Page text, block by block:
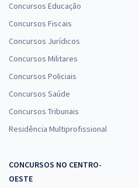
Concursos Educação
Concursos Fiscais
Concursos Jurídicos
Concursos Militares
Concursos Policiais
Concursos Saúde
Concursos Tribunais
Residência Multiprofissional
CONCURSOS NO CENTRO-
OESTE